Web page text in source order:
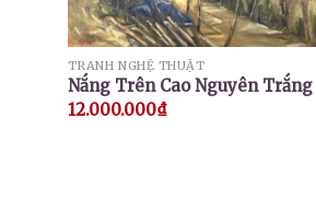
TRANH NGHỆ THUẬT
Nắng Trên Cao Nguyên Trắng
12.000.000₫